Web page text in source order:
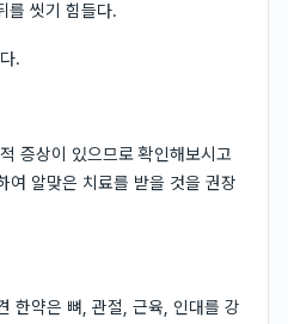
를 씻기 힘들다.
.
증상이 있으므로 확인해보시고
여 알맞은 치료를 받을 것을 권장
한약은 뼈, 관절, 근육, 인대를 강